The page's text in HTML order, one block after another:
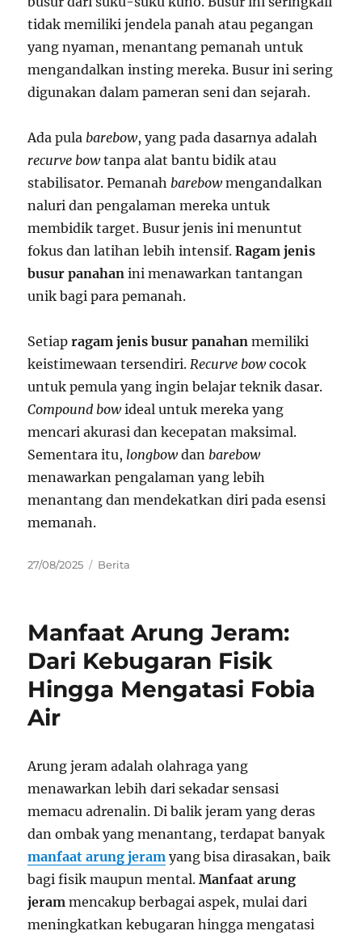
tidak memiliki jendela panah atau pegangan
yang nyaman, menantang pemanah untuk
mengandalkan insting mereka. Busur ini sering
digunakan dalam pameran seni dan sejarah.
Ada pula barebow, yang pada dasarnya adalah
recurve bowtanpa alat bantu bidik atau
stabilisator. Pemanah barebowmengandalkan
naluri dan pengalaman mereka untuk
membidik target. Busur jenis ini menuntut
fokus dan latihan lebih intensif.Ragam jenis
busur panahan ini menawarkan tantangan
unik bagi para pemanah.
Setiapragam jenis busur panahan memiliki
keistimewaan tersendiri.Recurve bowcocok
untuk pemula yang ingin belajar teknik dasar.
Compound bowideal untuk mereka yang
mencari akurasi dan kecepatan maksimal.
Sementara itu, longbowdan barebow
menawarkan pengalaman yang lebih
menantang dan mendekatkan diri pada esensi
memanah.
Posted
27/08/2025 Categories
Berita
Manfaat Arung Jeram:
Dari Kebugaran Fisik
Hingga Mengatasi Fobia
Air
Arung jeram adalah olahraga yang
menawarkan lebih dari sekadar sensasi
memacu adrenalin. Di balik jeram yang deras
dan ombak yang menantang, terdapat banyak
manfaat arung jeram yang bisa dirasakan, baik
bagi fisik maupun mental.Manfaat arung
jeram mencakup berbagai aspek, mulai dari
meningkatkan kebugaran hingga mengatasi